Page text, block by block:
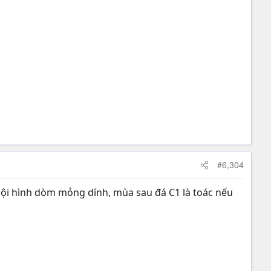
#6,304
hình dòm mỏng dính, mùa sau đá C1 là toác nếu